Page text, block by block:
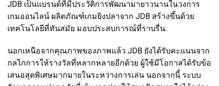
JDB เป็นแบรนด์ที่มีประวัติการพัฒนามายาวนานในวงการ
เกมออนไลน์ ผลิตภัณฑ์เกมยิงปลาจาก JDB สร้างขึ้นด้วย
เทคโนโลยีที่ทันสมัย มอบประสบการณ์ที่ราบรื่น.
นอกเหนือจากคุณภาพของภาพแล้ว JDB ยังได้รับคะแนนจาก
กลไกการให้รางวัลที่หลากหลายอีกด้วย ผู้ใช้มีโอกาสได้รับข้อ
เสนอสุดพิเศษมากมายในระหว่างการเล่น นอกจากนี้ ระบบ